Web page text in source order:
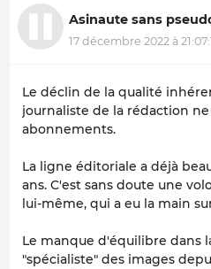
Asinaute sans
17 décembre 2022 à
Le déclin de la qualité
journaliste de la rédaction
abonnements.
La ligne éditoriale a déjà
ans. C'est sans doute une
lui-même, qui a eu la main
Le manque d'équilibre dans
"spécialiste" des images